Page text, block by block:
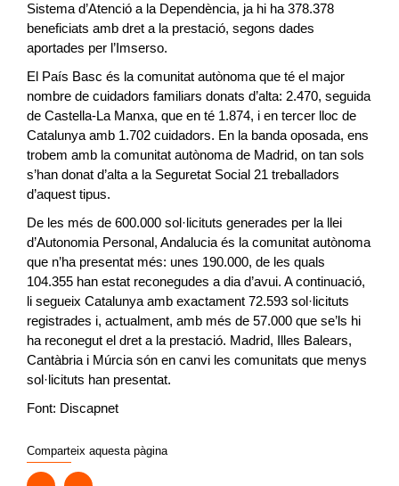
Sistema d’Atenció a la Dependència, ja hi ha 378.378
beneficiats amb dret a la prestació, segons dades
aportades per l’Imserso.
El País Basc és la comunitat autònoma que té el major
nombre de cuidadors familiars donats d’alta: 2.470, seguida
de Castella-La Manxa, que en té 1.874, i en tercer lloc de
Catalunya amb 1.702 cuidadors. En la banda oposada, ens
trobem amb la comunitat autònoma de Madrid, on tan sols
s’han donat d’alta a la Seguretat Social 21 treballadors
d’aquest tipus.
De les més de 600.000 sol·licituts generades per la llei
d’Autonomia Personal, Andalucia és la comunitat autònoma
que n’ha presentat més: unes 190.000, de les quals
104.355 han estat reconegudes a dia d’avui. A continuació,
li segueix Catalunya amb exactament 72.593 sol·licituts
registrades i, actualment, amb més de 57.000 que se’ls hi
ha reconegut el dret a la prestació. Madrid, Illes Balears,
Cantàbria i Múrcia són en canvi les comunitats que menys
sol·licituts han presentat.
Font: Discapnet
Comparteix aquesta pàgina